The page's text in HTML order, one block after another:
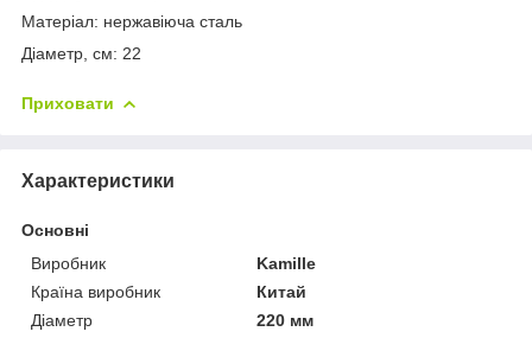
Матеріал: нержавіюча сталь
Діаметр, см: 22
Приховати
Характеристики
Основні
Виробник
Kamille
Країна виробник
Китай
Діаметр
220 мм